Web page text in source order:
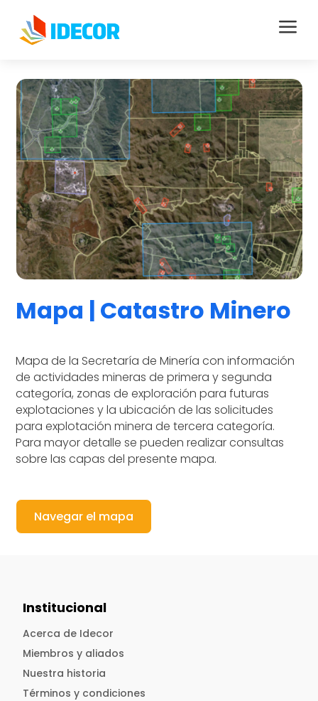
a
Mapa | Catastro Minero
Mapa de la Secretaría de Minería con información
de actividades mineras de primera y segunda
categoría, zonas de exploración para futuras
explotaciones y la ubicación de las solicitudes
para explotación minera de tercera categoría.
Para mayor detalle se pueden realizar consultas
sobre las capas del presente mapa.
Navegar el mapa
Institucional
Acerca de Idecor
Miembros y aliados
Nuestra historia
Términos y condiciones